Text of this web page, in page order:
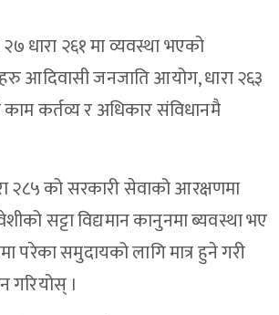
धारा २६१ मा व्यवस्था भएको
आदिवासी जनजाति आयोग, धारा २६३
कर्तव्य र अधिकार संविधानमै
२८५ को सरकारी सेवाको आरक्षणमा
सट्टा विद्यमान कानुनमा ब्यवस्था भए
परेका समुदायको लागि मात्र हुने गरी
गरियोस् ।